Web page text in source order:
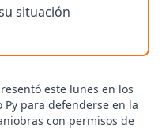
situación
este lunes en los
para defenderse en la
con permisos de